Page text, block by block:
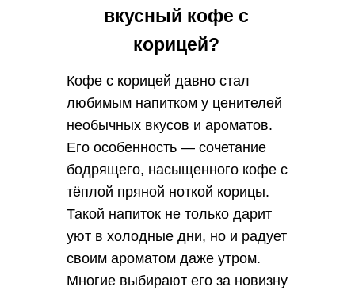
Email:
zakaz@kultkofe.ru
ЗАКАЗАТЬ ЗВОНОК
вкусный кофе с
корицей?
Кофе с корицей давно стал
любимым напитком у ценителей
необычных вкусов и ароматов.
Его особенность — сочетание
бодрящего, насыщенного кофе с
тёплой пряной ноткой корицы.
Такой напиток не только дарит
уют в холодные дни, но и радует
своим ароматом даже утром.
Многие выбирают его за новизну